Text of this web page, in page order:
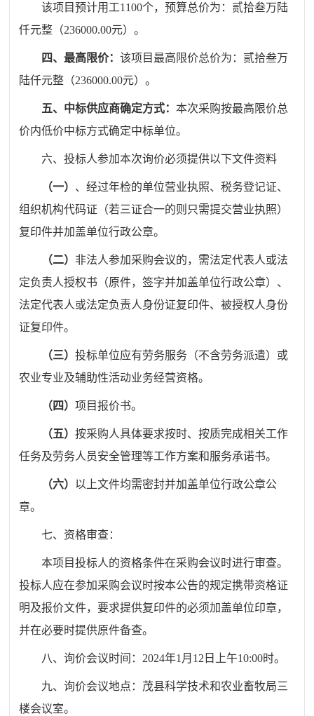
该项目预计用工1100个，预算总价为： 贰拾叁万陆
仟元整（236000.00元）。
四、最高限价：该项目最高限价总价为： 贰拾叁万
陆仟元整（236000.00元）。
五、 中标供应商确定方式：本次采购按最高限价总
价内低价中标方式确定中标单位。
六、投标人参加本次询价必须提供以下文件资料
（一） 、经过年检的单位营业执照、税务登记证、
组织机构代码证（若三证合一的则 只需提交营业执照）
复印件并加盖单位行政公章。
（二） 非法人参加采购会议的，需法定代表人或法
定负责人授权书（原件，签字并加盖单位行政公章）、
法定代表人或法定负责人身份证复印件、被授权人身份
证复印件。
（三）投标单位应有劳务服务 （不含劳务派遣）或
农业专业及辅助性活动业务经营资格。
（四）项目报价书。
（五）按采购人具体要求按时、按质完成相关工作
任务及劳务人员安全管理等工作方案和服务承诺书。
（六） 以上文件均需密封并加盖单位行政公章公
章。
七、资格审查：
本项目投标人的资格条件在采购会议时进行审查。
投标人应在参加采购会议时按本公告的规定携带资格证
明及报价文件，要求提供复印件的必须加盖单位印章，
并在必要时提供原件备查。
八、询价会议时间： 2024年1 月 12 日 上午10:00时。
九、询价会议地点： 茂县科学技术和农业畜牧局三
楼会议室。